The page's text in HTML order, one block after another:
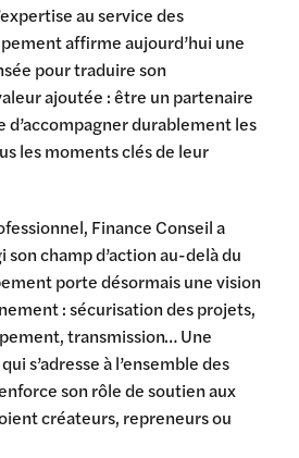
au service des
affirme aujourd’hui une
pour traduire son
ajoutée : être un partenaire
d’accompagner durablement les
les moments clés de leur
Finance Conseil a
champ d’action au-delà du
porte désormais une vision
: sécurisation des projets,
transmission… Une
s’adresse à l’ensemble des
son rôle de soutien aux
créateurs, repreneurs ou